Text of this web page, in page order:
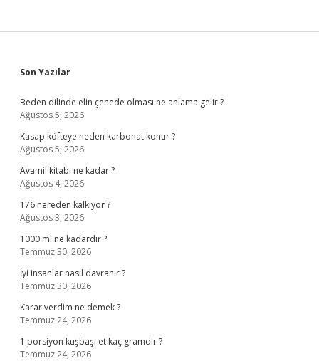
Sidebar
Son Yazılar
Beden dilinde elin çenede olması ne anlama gelir ?
Ağustos 5, 2026
Kasap köfteye neden karbonat konur ?
Ağustos 5, 2026
Avamil kitabı ne kadar ?
Ağustos 4, 2026
176 nereden kalkıyor ?
Ağustos 3, 2026
1000 ml ne kadardır ?
Temmuz 30, 2026
İyi insanlar nasıl davranır ?
Temmuz 30, 2026
Karar verdim ne demek ?
Temmuz 24, 2026
1 porsiyon kuşbaşı et kaç gramdır ?
Temmuz 24, 2026